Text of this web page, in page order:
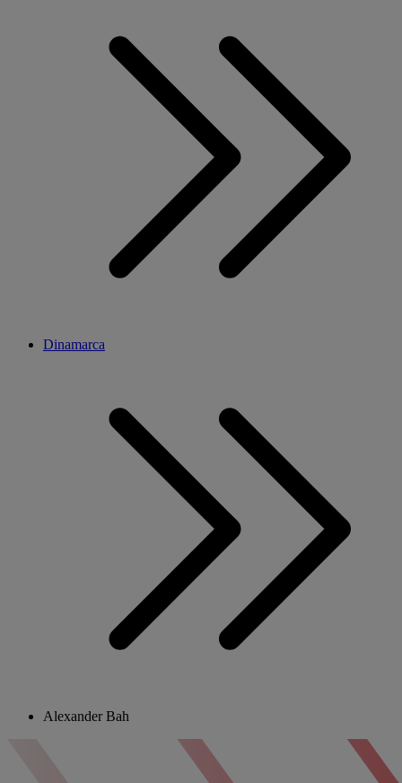
Dinamarca
Alexander Bah